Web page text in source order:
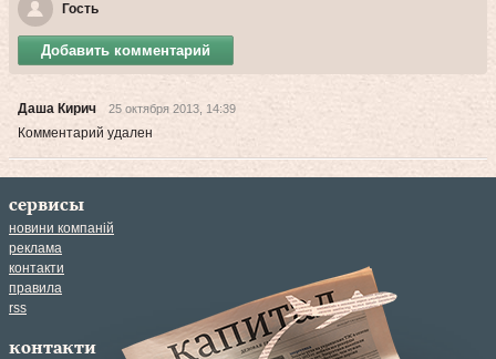
Гость
Добавить комментарий
Даша Кирич 25 октября 2013, 14:39
Комментарий удален
сервисы
новини компаній
реклама
контакти
правила
rss
контакти